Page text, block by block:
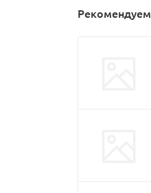
Рекомендуем